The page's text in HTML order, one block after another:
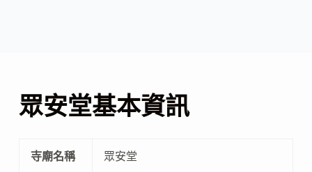
眾安堂基本資訊
寺廟名稱 眾安堂